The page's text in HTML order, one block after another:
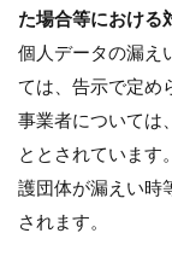
た場合等における
個人データの漏え
ては、告示で定め
事業者については
ととされています
護団体が漏えい時
されます。